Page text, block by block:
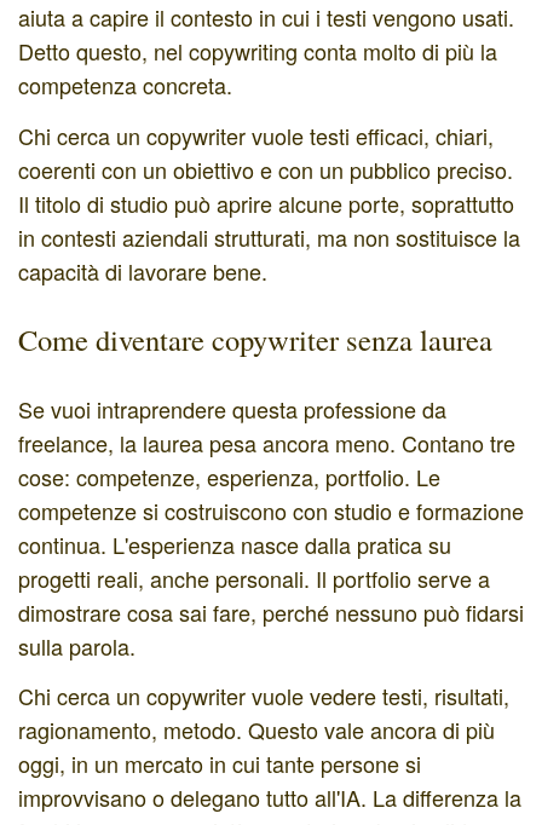
aiuta a capire il contesto in cui i testi vengono usati.
Detto questo, nel copywriting conta molto di più la
competenza concreta.
Chi cerca un copywriter vuole testi efficaci, chiari,
coerenti con un obiettivo e con un pubblico preciso.
Il titolo di studio può aprire alcune porte, soprattutto
in contesti aziendali strutturati, ma non sostituisce la
capacità di lavorare bene.
Come diventare copywriter senza laurea
Se vuoi intraprendere questa professione da
freelance, la laurea pesa ancora meno. Contano tre
cose: competenze, esperienza, portfolio. Le
competenze si costruiscono con studio e formazione
continua. L'esperienza nasce dalla pratica su
progetti reali, anche personali. Il portfolio serve a
dimostrare cosa sai fare, perché nessuno può fidarsi
sulla parola.
Chi cerca un copywriter vuole vedere testi, risultati,
ragionamento, metodo. Questo vale ancora di più
oggi, in un mercato in cui tante persone si
improvvisano o delegano tutto all'IA. La differenza la